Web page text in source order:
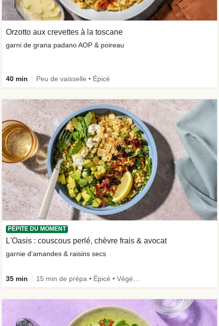
Orzotto aux crevettes à la toscane
garni de grana padano AOP & poireau
40 min Peu de vaisselle • Épicé
PÉPITE DU MOMENT
L'Oasis : couscous perlé, chèvre frais & avocat
garnie d'amandes & raisins secs
35 min